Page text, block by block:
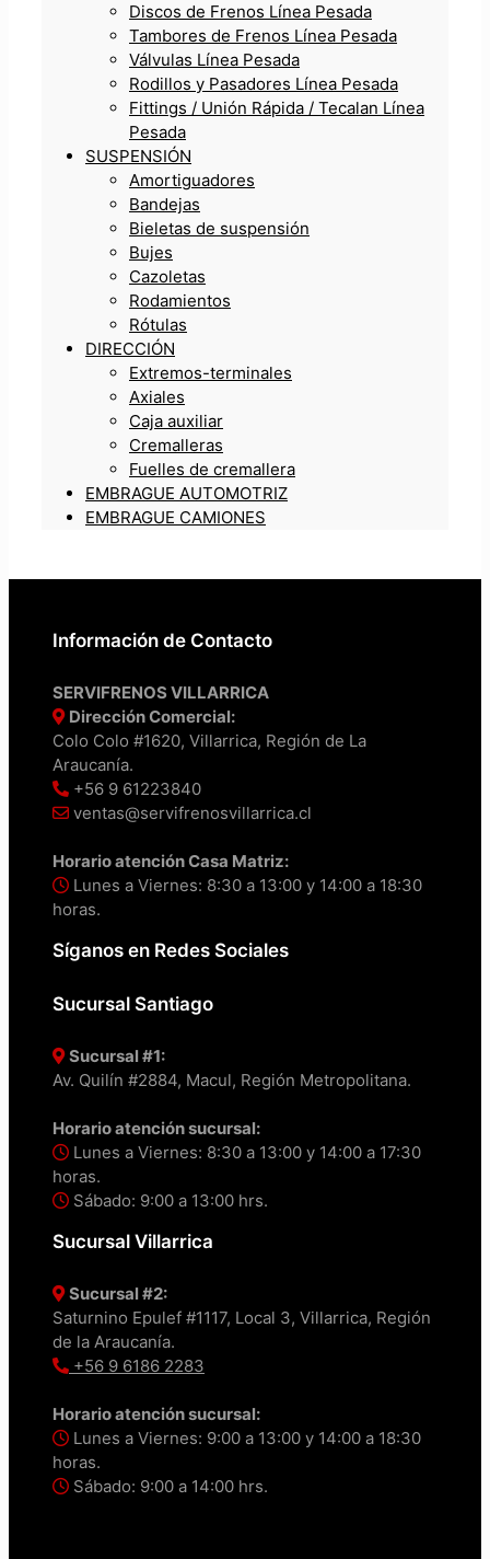
Discos de Frenos Línea Pesada
Tambores de Frenos Línea Pesada
Válvulas Línea Pesada
Rodillos y Pasadores Línea Pesada
Fittings / Unión Rápida / Tecalan Línea
Pesada
SUSPENSIÓN
Amortiguadores
Bandejas
Bieletas de suspensión
Bujes
Cazoletas
Rodamientos
Rótulas
DIRECCIÓN
Extremos-terminales
Axiales
Caja auxiliar
Cremalleras
Fuelles de cremallera
EMBRAGUE AUTOMOTRIZ
EMBRAGUE CAMIONES
Información de Contacto
SERVIFRENOS VILLARRICA
Dirección Comercial:
Colo Colo #1620, Villarrica, Región de La
Araucanía.
+56 9 61223840
ventas@servifrenosvillarrica.cl
Horario atención Casa Matriz:
Lunes a Viernes: 8:30 a 13:00 y 14:00 a 18:30
horas.
Síganos en Redes Sociales
Sucursal Santiago
Sucursal #1:
Av. Quilín #2884, Macul, Región Metropolitana.
Horario atención sucursal:
Lunes a Viernes: 8:30 a 13:00 y 14:00 a 17:30
horas.
Sábado: 9:00 a 13:00 hrs.
Sucursal Villarrica
Sucursal #2:
Saturnino Epulef #1117, Local 3, Villarrica, Región
de la Araucanía.
+56 9 6186 2283
Horario atención sucursal:
Lunes a Viernes: 9:00 a 13:00 y 14:00 a 18:30
horas.
Sábado: 9:00 a 14:00 hrs.